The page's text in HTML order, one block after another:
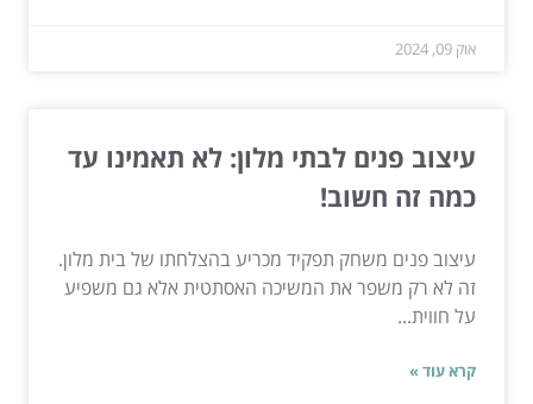
אוק 09, 2024
עיצוב פנים לבתי מלון: לא תאמינו עד
כמה זה חשוב!
עיצוב פנים משחק תפקיד מכריע בהצלחתו של בית מלון.
זה לא רק משפר את המשיכה האסתטית אלא גם משפיע
על חווית...
קרא עוד »